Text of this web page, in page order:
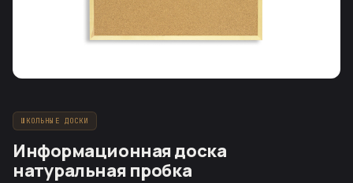
ШКОЛЬНЫЕ ДОСКИ
Информационная доска
натуральная пробка